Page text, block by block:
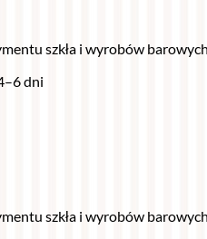
szkła i wyrobów
dni
szkła i wyrobów